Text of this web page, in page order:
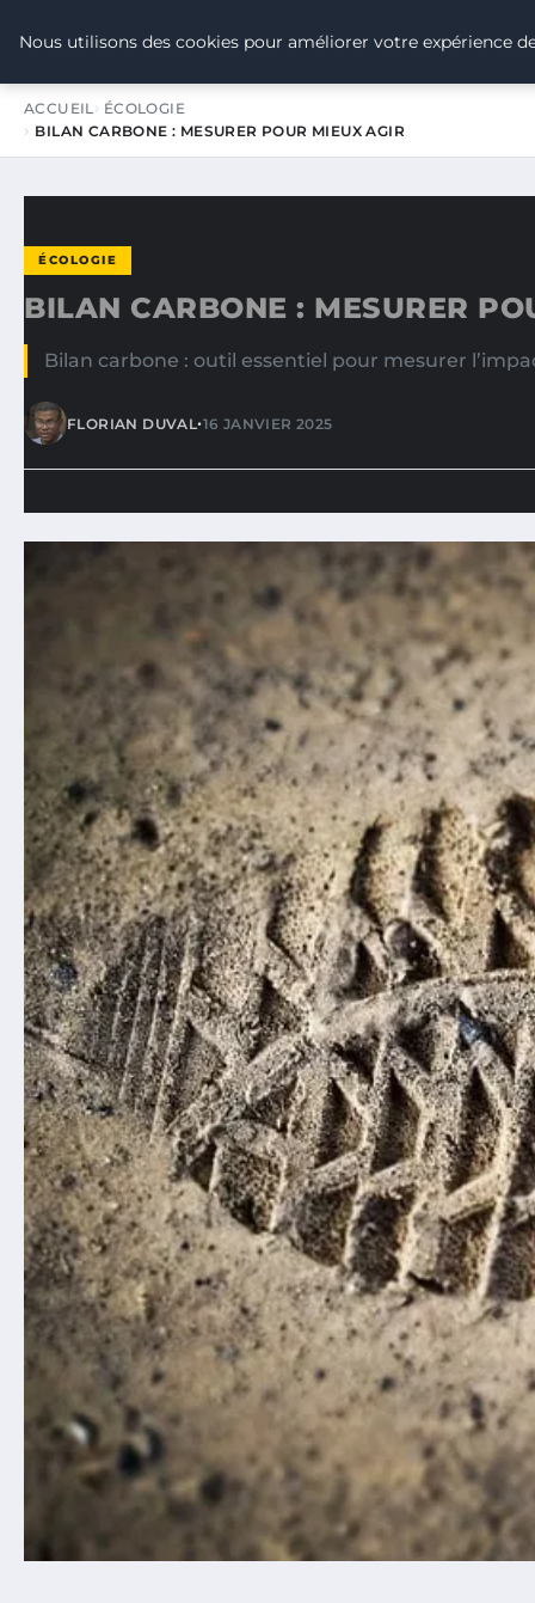
TOUR DE FRANCE POUR LE
ACCUEIL
ÉCOLOGIE
BILAN CARBONE : MESURER POUR MIEUX AGIR
ÉCOLOGIE
BILAN CARBONE : MESURER
Bilan carbone : outil essentiel pour mesurer
FLORIAN DUVAL•16 JANVIER 2025
Nous utilisons des cookies pour améliorer votre expérience